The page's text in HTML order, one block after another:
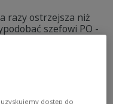
razy ostrzejsza niż
szefowi PO -
ostatni wpis
posługując
wykorzystać
dostęp do